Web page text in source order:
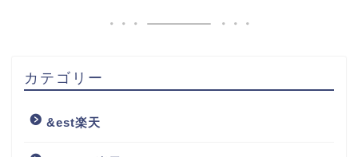
カテゴリー
&est楽天